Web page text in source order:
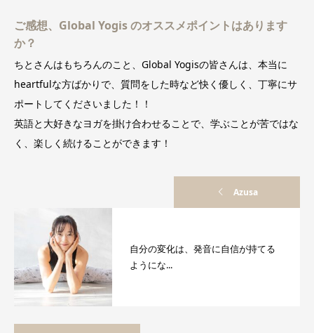
ご感想、Global Yogis のオススメポイントはあります
か？
ちとさんはもちろんのこと、Global Yogisの皆さんは、本当に
heartfulな方ばかりで、質問をした時など快く優しく、丁寧にサ
ポートしてくださいました！！
英語と大好きなヨガを掛け合わせることで、学ぶことが苦ではな
く、楽しく続けることができます！
Azusa
自分の変化は、発音に自信が持てる
ようにな...